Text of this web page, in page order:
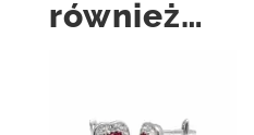
również…